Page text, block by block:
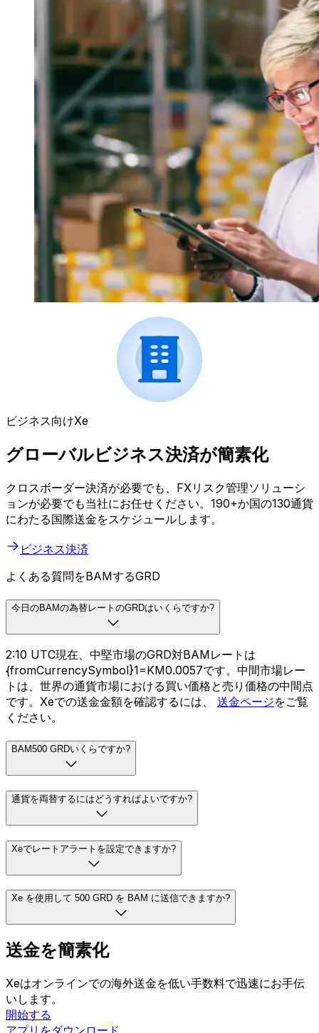
ビジネス向けXe
グローバルビジネス決済が簡素化
クロスボーダー決済が必要でも、FXリスク管理ソリューシ
ョンが必要でも当社にお任せください。190+か国の130通貨
にわたる国際送金をスケジュールします。
ビジネス決済
よくある質問をBAMするGRD
今日のBAMの為替レートのGRDはいくらですか?
2:10 UTC現在、中堅市場のGRD対BAMレートは
{fromCurrencySymbol}1=KM0.0057です。中間市場レー
トは、世界の通貨市場における買い価格と売り価格の中間点
です。Xeでの送金金額を確認するには、 送金ページをご覧
ください。
BAM500 GRDいくらですか?
通貨を両替するにはどうすればよいですか?
Xeでレートアラートを設定できますか?
Xe を使用して 500 GRD を BAM に送信できますか?
送金を簡素化
Xeはオンラインでの海外送金を低い手数料で迅速にお手伝
いします。
開始する